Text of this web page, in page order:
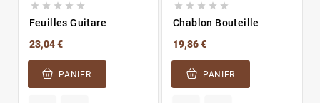
    
Feuilles Guitare
23,04 €
PANIER
    
Chablon Bouteille
19,86 €
PANIER